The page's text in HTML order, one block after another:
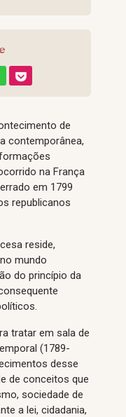
de
contemporânea,
na França
em 1799
republicanos
reside,
mundo
do princípio da
tratar em sala de
(1789-
desse
de conceitos que
sociedade de
a lei, cidadania,